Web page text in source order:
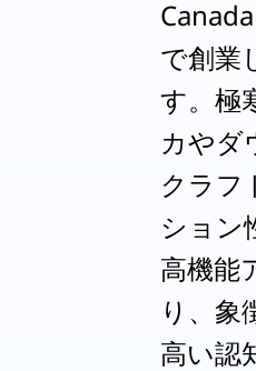
で創業
す。極
カやダ
クラフ
ション
高機能
り、象
高い認